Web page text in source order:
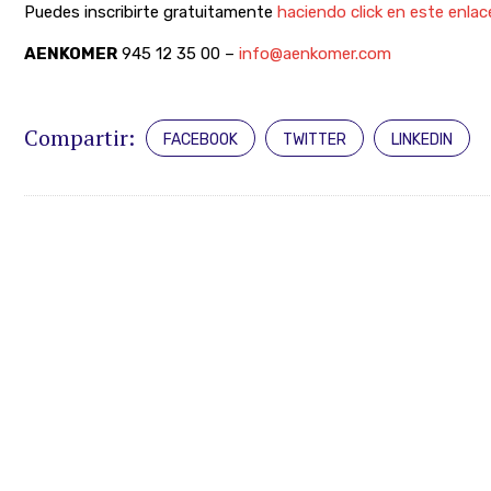
Puedes inscribirte gratuitamente haciendo click en este
AENKOMER 945 12 35 00 – info@aenkomer.com
Compartir: FACEBOOK TWITTER LINKEDIN